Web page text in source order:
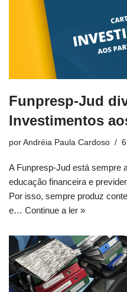
Funpresp-Jud
Investimentos
por Andréia Paula Cardoso
A Funpresp-Jud está sempre
educação financeira e
Por isso, sempre produz
e… Continue a ler »